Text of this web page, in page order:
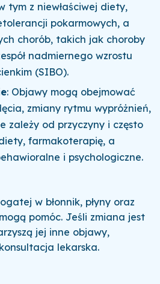
tym z niewłaściwej diety,
pokarmowych, a
chorób, takich jak choroby
nadmiernego wzrostu
(SIBO).
: Objawy mogą obejmować
zmiany rytmu wypróżnień,
zależy od przyczyny i często
farmakoterapię, a
i psychologiczne.
w błonnik, płyny oraz
pomóc. Jeśli zmiana jest
jej inne objawy,
lekarska.